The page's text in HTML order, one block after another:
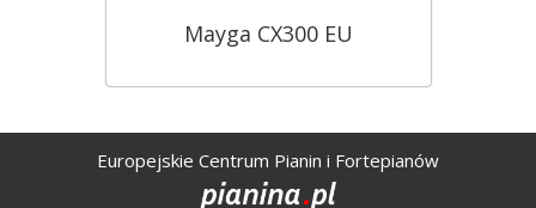
Mayga CX300 EU
Europejskie Centrum Pianin i Fortepianów